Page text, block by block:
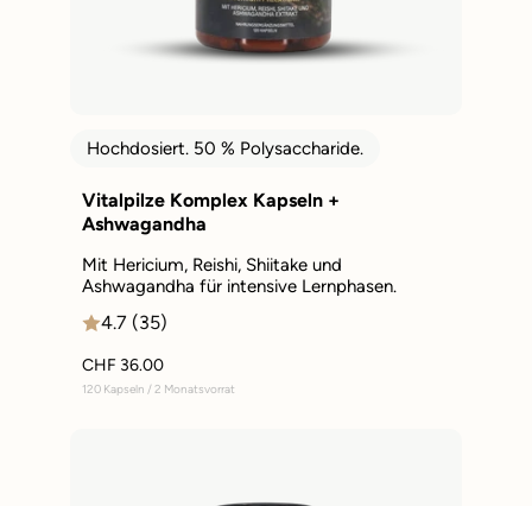
Hochdosiert. 50 % Polysaccharide.
Vitalpilze Komplex Kapseln +
Ashwagandha
Mit Hericium, Reishi, Shiitake und
Ashwagandha für intensive Lernphasen.
4.7 (35)
CHF 36.00
120 Kapseln / 2 Monatsvorrat